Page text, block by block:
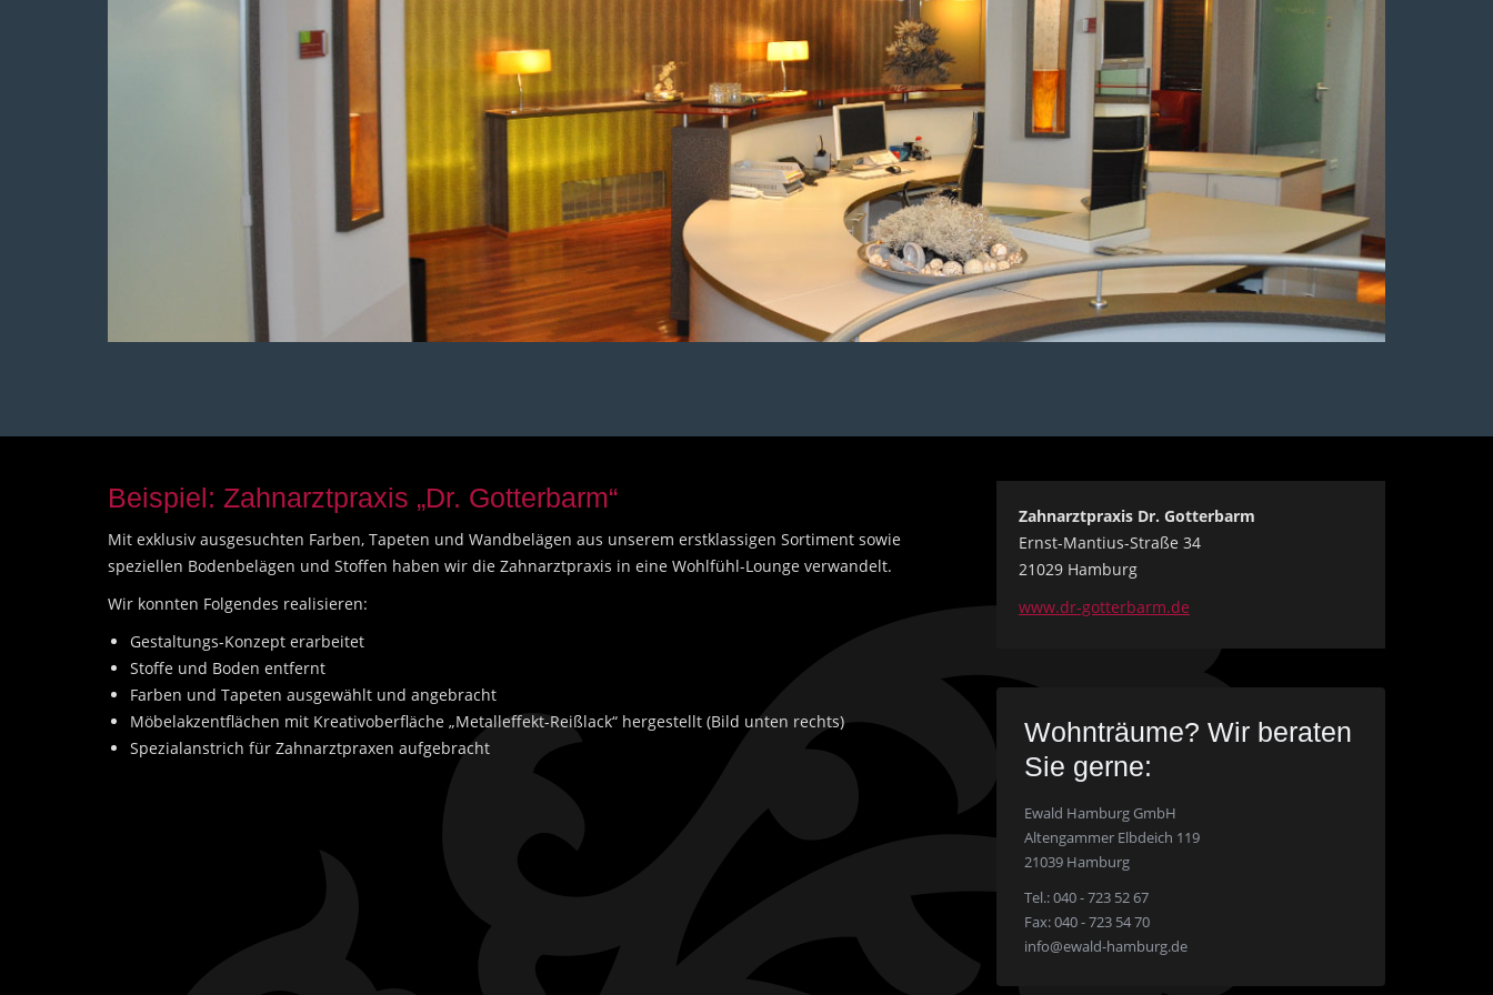
Beispiel: Zahnarztpraxis „Dr. Gotterbarm“
Mit exklusiv ausgesuchten Farben, Tapeten und Wandbelägen aus unserem erstklassigen Sortiment sowie
speziellen Bodenbelägen und Stoffen haben wir die Zahnarztpraxis in eine Wohlfühl-Lounge verwandelt.
Wir konnten Folgendes realisieren:
Gestaltungs-Konzept erarbeitet
Stoffe und Boden entfernt
Farben und Tapeten ausgewählt und angebracht
Möbelakzentflächen mit Kreativoberfläche „Metalleffekt-Reißlack“ hergestellt (Bild unten rechts)
Spezialanstrich für Zahnarztpraxen aufgebracht
Zahnarztpraxis Dr. Gotterbarm
Ernst-Mantius-Straße 34
21029 Hamburg
www.dr-gotterbarm.de
Wohnträume? Wir beraten
Sie gerne:
Ewald Hamburg GmbH
Altengammer Elbdeich 119
21039 Hamburg
Tel.: 040 - 723 52 67
Fax: 040 - 723 54 70
info@ewald-hamburg.de